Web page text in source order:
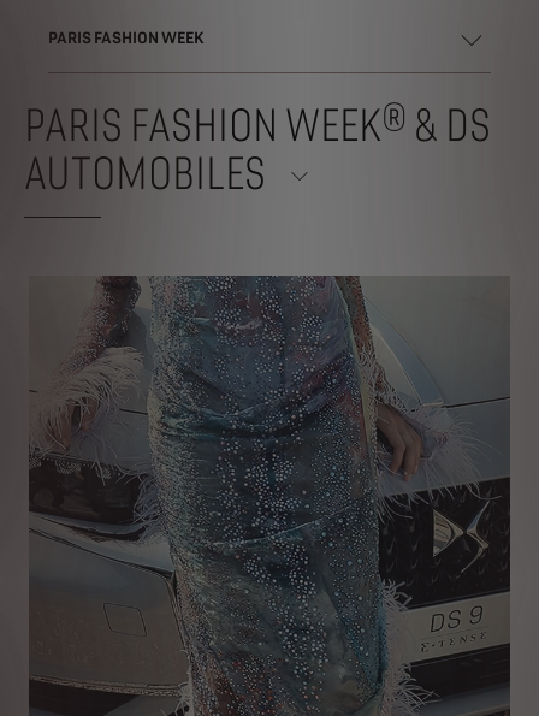
PARIS FASHION WEEK
PARIS FASHION WEEK® & DS
AUTOMOBILES